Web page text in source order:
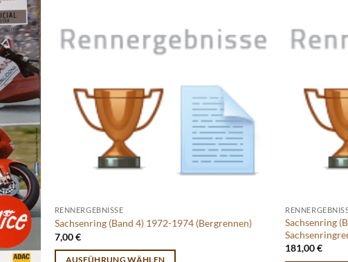
RENNERGEBNISSE
Sachsenring (Band 4) 1972-1974 (Bergrennen)
7,00€
AUSFÜHRUNG WÄHLEN
Sachsenring
181,00€